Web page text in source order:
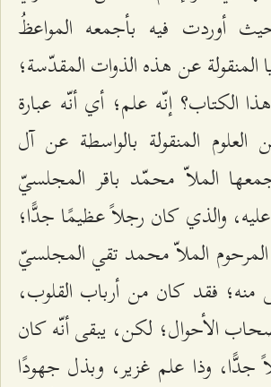
أوردت فيه بأجمعه المواعظُ
المنقولة عن هذه الذوات المقدّسة؛
الكتاب؟ إنّه علم؛ أي أنّه عبارة
المنقولة بالواسطة عن آل
الملاّ محمّد باقر المجلسيّ
عليه، والذي كان رجلاً عظيمًا جدًّا؛
الملاّ محمد تقي المجلسيّ
فقد كان من أرباب القلوب،
الأحوال؛ لكن، يبقى أنّه كان
جدًّا، وذا علم غزير، وبذل جهودًا